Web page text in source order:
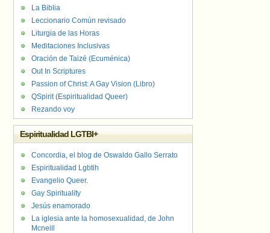
La Biblia
Leccionario Común revisado
Liturgia de las Horas
Meditaciones Inclusivas
Oración de Taizé (Ecuménica)
Out In Scriptures
Passion of Christ: A Gay Vision (Libro)
QSpirit (Espiritualidad Queer)
Rezando voy
Espiritualidad LGTBI+
Concordia, el blog de Oswaldo Gallo Serrato
Espiritualidad Lgbtih
Evangelio Queer.
Gay Spirituality
Jesús enamorado
La iglesia ante la homosexualidad, de John
Mcneill